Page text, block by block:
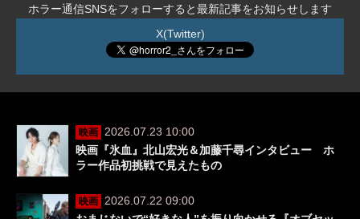
ホラー通信SNSをフォローすると最新記事をお知らせします
X(Twitter)
映画
2026.07.23 10:00
映画『氷血』北山宏光＆加藤千尋インタビュー ホ
ラー作品初挑戦で見えたもの
映画
2026.07.22 09:00